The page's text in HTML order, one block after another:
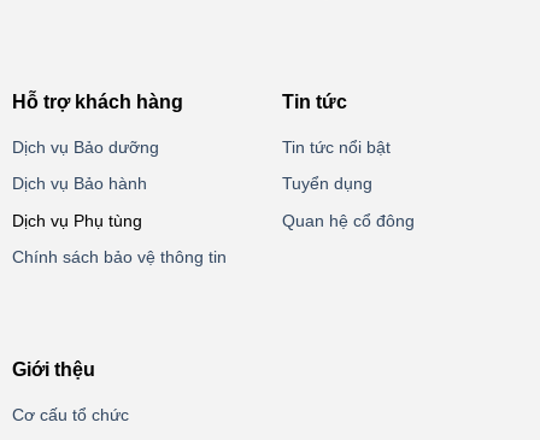
Hỗ trợ khách hàng
Dịch vụ Bảo dưỡng
Dịch vụ Bảo hành
Dịch vụ Phụ tùng
Chính sách bảo vệ thông tin
Tin tức
Tin tức nổi bật
Tuyển dụng
Quan hệ cổ đông
Giới thệu
Cơ cấu tổ chức